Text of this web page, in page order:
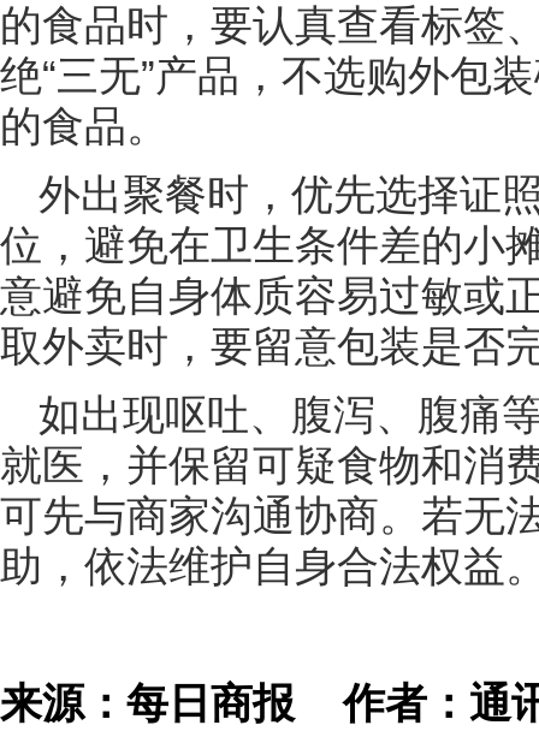
的食品时，要认真查看标签
绝“三无”产品，不选购外包
的食品。
外出聚餐时，优先选择证
位，避免在卫生条件差的小
意避免自身体质容易过敏或
取外卖时，要留意包装是否
如出现呕吐、腹泻、腹痛
就医，并保留可疑食物和消
可先与商家沟通协商。若无
助，依法维护自身合法权益
来源：每日商报作者：通